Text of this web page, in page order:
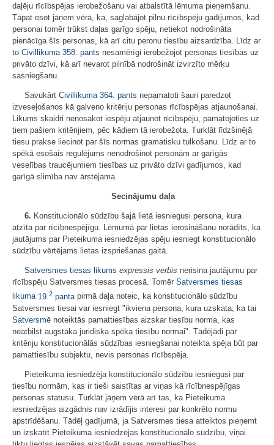
daļēju rīcībspējas ierobežošanu vai atbalstītā lēmuma pieņemšanu.
Tāpat esot jāņem vērā, ka, saglabājot pilnu rīcībspēju gadījumos, kad
personai tomēr trūkst daļas garīgo spēju, netiekot nodrošināta
pienācīga šīs personas, kā arī citu peronu tiesību aizsardzība. Līdz ar
to Civillikuma 358. pants nesamērīgi ierobežojot personas tiesības uz
privāto dzīvi, kā arī nevarot pilnībā nodrošināt izvirzīto mērķu
sasniegšanu.
Savukārt Civillikuma 364. pants nepamatoti šauri paredzot
izveseļošanos kā galveno kritēriju personas rīcībspējas atjaunošanai.
Likums skaidri nenosakot iespēju atjaunot rīcībspēju, pamatojoties uz
tiem pašiem kritērijiem, pēc kādiem tā ierobežota. Turklāt līdzšinējā
tiesu prakse liecinot par šīs normas gramatisku tulkošanu. Līdz ar to
spēkā esošais regulējums nenodrošinot personām ar garīgās
veselības traucējumiem tiesības uz privāto dzīvi gadījumos, kad
garīgā slimība nav ārstējama.
Secinājumu daļa
6. Konstitucionālo sūdzību šajā lietā iesniegusi persona, kura
atzīta par rīcībnespējīgu. Lēmumā par lietas ierosināšanu norādīts, ka
jautājums par Pieteikuma iesniedzējas spēju iesniegt konstitucionālo
sūdzību vērtējams lietas izspriešanas gaitā.
Satversmes tiesas likums expressis verbis nerisina jautājumu par
rīcībspēju Satversmes tiesas procesā. Tomēr Satversmes tiesas
likuma 19. 2 panta pirmā daļa noteic, ka konstitucionālo sūdzību
Satversmes tiesai var iesniegt "ikviena persona, kura uzskata, ka tai
Satversmē noteiktās pamattiesības aizskar tiesību norma, kas
neatbilst augstāka juridiska spēka tiesību normai". Tādējādi par
kritēriju konstitucionālās sūdzības iesniegšanai noteikta spēja būt par
pamattiesību subjektu, nevis personas rīcībspēja.
Pieteikuma iesniedzēja konstitucionālo sūdzību iesniegusi par
tiesību normām, kas ir tieši saistītas ar viņas kā rīcībnespējīgas
personas statusu. Turklāt jāņem vērā arī tas, ka Pieteikuma
iesniedzējas aizgādnis nav izrādījis interesi par konkrēto normu
apstrīdēšanu. Tādēļ gadījumā, ja Satversmes tiesa atteiktos pieņemt
un izskatīt Pieteikuma iesniedzējas konstitucionālo sūdzību, viņai